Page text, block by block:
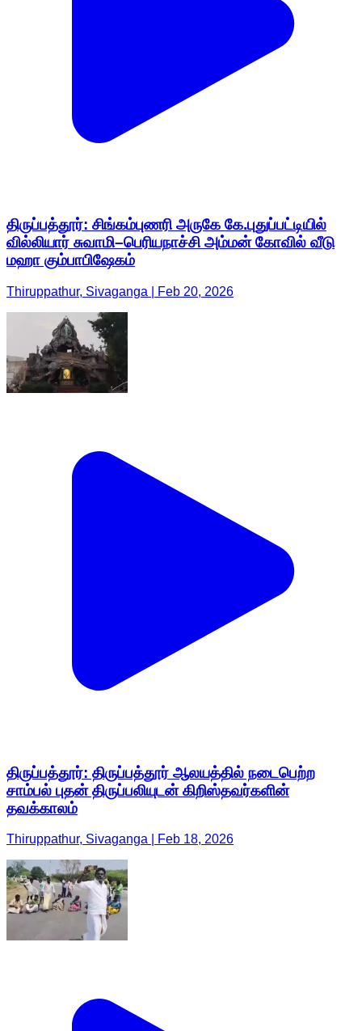
திருப்பத்தூர்: சிங்கம்புணரி அருகே கே.புதுப்பட்டியில்
வில்லியார் சுவாமி–பெரியநாச்சி அம்மன் கோவில் வீடு
மஹா கும்பாபிஷேகம்
Thiruppathur, Sivaganga | Feb 20, 2026
திருப்பத்தூர்: திருப்பத்தூர் ஆலயத்தில் நடைபெற்ற
சாம்பல் புதன் திருப்பலியுடன் கிறிஸ்தவர்களின்
தவக்காலம்
Thiruppathur, Sivaganga | Feb 18, 2026